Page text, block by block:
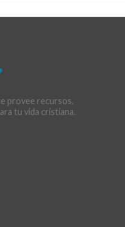
provee recursos,
tu vida cristiana.